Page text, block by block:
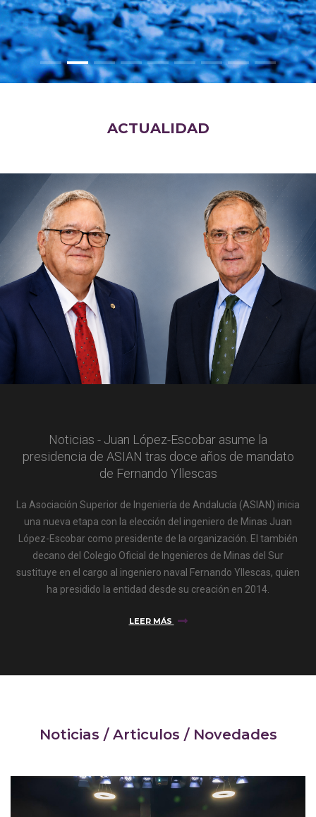
ACTUALIDAD
Noticias - Juan López-Escobar asume la
presidencia de ASIAN tras doce años de mandato
de Fernando Yllescas
La Asociación Superior de Ingeniería de Andalucía (ASIAN) inicia
una nueva etapa con la elección del ingeniero de Minas Juan
López-Escobar como presidente de la organización. El también
decano del Colegio Oficial de Ingenieros de Minas del Sur
sustituye en el cargo al ingeniero naval Fernando Yllescas, quien
ha presidido la entidad desde su creación en 2014.
LEER MÁS
Noticias / Articulos / Novedades